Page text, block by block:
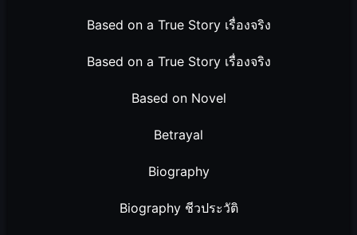
Based on a True Story เรื่องจริง
Based on a True Story เรื่องจริง
Based on Novel
Betrayal
Biography
Biography ชีวประวัติ